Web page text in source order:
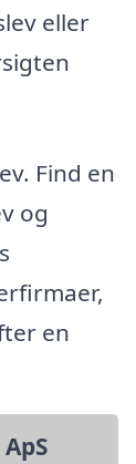
eller
Find en
og
en